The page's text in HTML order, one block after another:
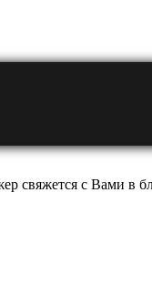
свяжется с Вами в